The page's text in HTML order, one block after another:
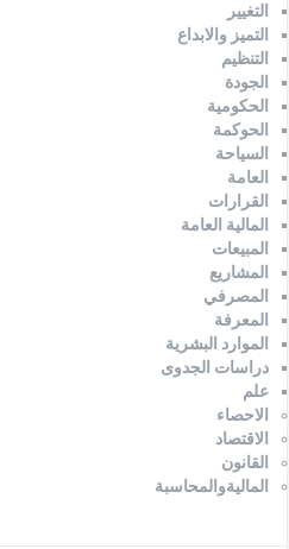
التغيير
التميز والابداع
التنظيم
الجودة
الحكومية
الحوكمة
السياحة
العامة
القرارات
المالية العامة
المبيعات
المشاريع
المصرفي
المعرفة
الموارد البشرية
دراسات الجدوى
علم
الاحصاء
الاقتصاد
القانون
الماليةوالمحاسبة